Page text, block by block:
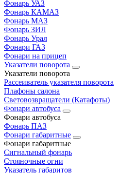
Фонарь УАЗ
Фонарь КАМАЗ
Фонарь МАЗ
Фонарь ЗИЛ
Фонарь Урал
Фонари ГАЗ
Фонари на прицеп
Указатели поворота
Указатели поворота
Рассеиватель указателя поворота
Плафоны салона
Световозвращатели (Катафоты)
Фонари автобуса
Фонари автобуса
Фонарь ПАЗ
Фонари габаритные
Фонари габаритные
Сигнальный фонарь
Стояночные огни
Указатель габаритов